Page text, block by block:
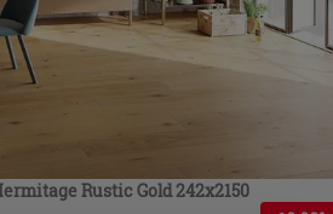
Rustic Gold 242x2150